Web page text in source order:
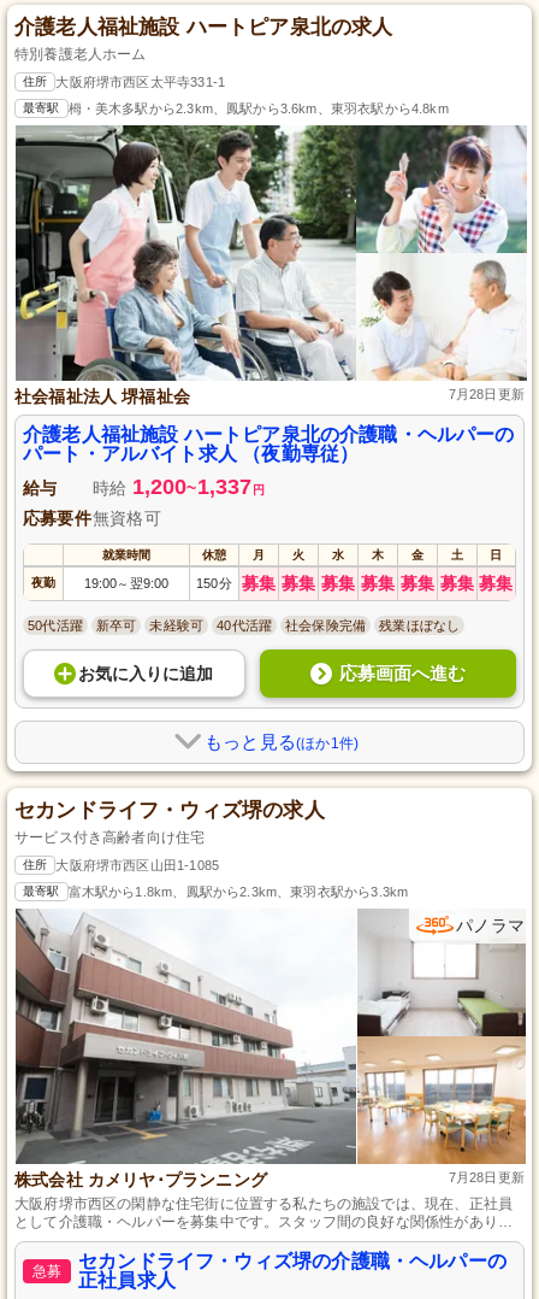
介護老人福祉施設 ハートピア泉北の求人
特別養護老人ホーム
住所 大阪府堺市西区太平寺331-1
最寄駅 栂・美木多駅から2.3km、鳳駅から3.6km、東羽衣駅から4.8km
社会福祉法人 堺福祉会 7月28日更新
介護老人福祉施設 ハートピア泉北の介護職・ヘルパーの
パート・アルバイト求人 （夜勤専従）
給与 時給 1,200~1,337 円
応募要件無資格可
就業時間 休憩 月 火 水 木 金 土 日
夜勤 19:00～ 翌9:00 150分 募集 募集 募集 募集 募集 募集 募集
50代活躍 新卒可 未経験可 40代活躍 社会保険完備 残業ほぼなし
お気に入り に追加 応募画面へ進む
もっと見る(ほか1件)
セカンドライフ・ウィズ堺の求人
サービス付き高齢者向け住宅
住所 大阪府堺市西区山田1-1085
最寄駅 富木駅から1.8km、鳳駅から2.3km、東羽衣駅から3.3km
パノラマ
株式会社 カメリヤ･プランニング 7月28日更新
大阪府堺市西区の閑静な住宅街に位置する私たちの施設では、現在、正社員
として介護職・ヘルパーを募集中です。スタッフ間の良好な関係性があり、
安心して長く働ける職場です。昇給や賞与など、スタッフの頑張りを評価す
る体制も整っています。ご利用者さまに寄り添った温かいサービスを提供し
たい方には最適な環境です。
急募
セカンドライフ・ウィズ堺の介護職・ヘルパーの
正社員求人